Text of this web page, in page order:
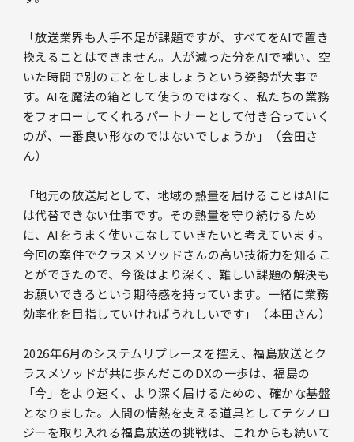
「放送業界も人手不足が課題ですが、すべてをAIで置き
換えることはできません。人が減った分をAIで補い、空
いた時間で別のことをしましょうという姿勢が大事で
す。AIを魔法の箱として使うのではなく、私たちの業務
をフォローしてくれるパートナーとして付き合っていく
のが、一番良い形なのではないでしょうか」（会田さ
ん）
「地元の放送局として、地域の熱量を届けることはAIに
は代替できない仕事です。その熱量を守り続けるため
に、AIをうまく使いこなしていきたいと考えています。
今回の案件でクラスメソッドさんの高い技術力を知るこ
とができたので、今後はより深く、難しい課題の解決も
お願いできるという期待感を持っています。一緒に業務
効率化を目指していければうれしいです」（本田さん）
2026年6月のシステムリプレースを控え、福島放送とク
ラスメソッドが共に歩んだこのDXの一歩は、福島の
「今」をより速く、より深く届けるための、確かな基盤
となりました。人間の情熱を支える道具としてテクノロ
ジーを取り入れる福島放送の挑戦は、これからも続いて